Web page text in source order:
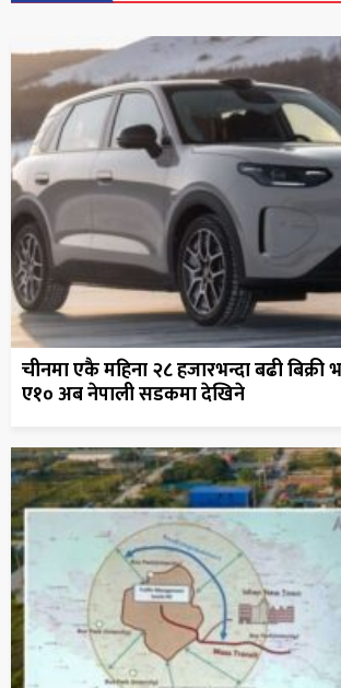
चीनमा एकै महिना २८ हजारभन्दा बढी
ए१० अब नेपाली सडकमा देखिने